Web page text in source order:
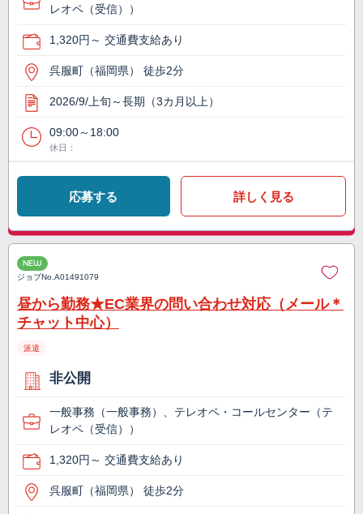
レオペ（受信））
1,320円～ 交通費支給あり
呉服町（福岡県） 徒歩2分
2026/9/上旬～長期（3カ月以上）
09:00～18:00
休日：
応募する 詳しく見る
NEW
ジョブNo.A01491079
昼から勤務★EC業界の問い合わせ対応（メール＊
チャット中心）
派遣
非公開
一般事務（一般事務）、テレオペ・コールセンター（テ
レオペ（受信））
1,320円～ 交通費支給あり
呉服町（福岡県） 徒歩2分